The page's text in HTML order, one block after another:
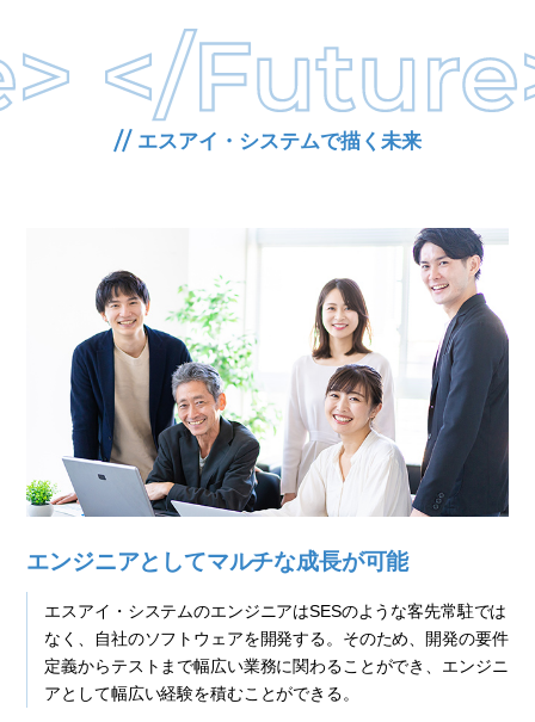
エスアイ・システムで描く未来
エンジニアとしてマルチな成長が可能
エスアイ・システムのエンジニアはSESのような客先常駐では
なく、自社のソフトウェアを開発する。そのため、開発の要件
定義からテストまで幅広い業務に関わることができ、エンジニ
アとして幅広い経験を積むことができる。